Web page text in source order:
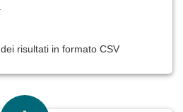
risultati in formato CSV